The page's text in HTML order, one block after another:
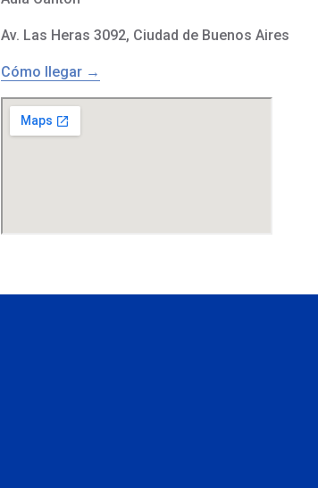
Av. Las Heras 3092, Ciudad de Buenos Aires
Cómo llegar →